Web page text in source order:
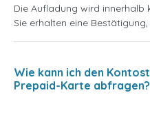
Die Aufladung wird
Sie erhalten eine
Wie kann ich den
Prepaid-Karte abfragen?